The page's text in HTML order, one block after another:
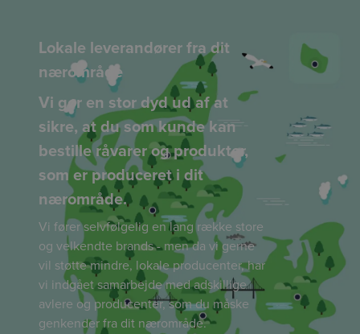
Lokale leverandører fra dit
nærområde
Vi gør en stor dyd ud af at
sikre, at du som kunde kan
bestille råvarer og produkter,
som er produceret i dit
nærområde.
Vi fører selvfølgelig en lang række store
og velkendte brands - men da vi gerne
vil støtte mindre, lokale producenter, har
vi indgået samarbejde med adskillige
avlere og producenter, som du måske
genkender fra dit nærområde.